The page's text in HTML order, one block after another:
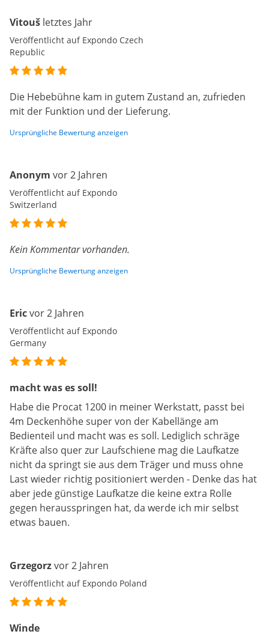
Vitouš letztes Jahr
Veröffentlicht auf Expondo Czech
Republic
Die Hebebühne kam in gutem Zustand an, zufrieden
mit der Funktion und der Lieferung.
Ursprüngliche Bewertung anzeigen
Anonym vor 2 Jahren
Veröffentlicht auf Expondo
Switzerland
Kein Kommentar vorhanden.
Ursprüngliche Bewertung anzeigen
Ericvor 2 Jahren
Veröffentlicht auf Expondo
Germany
macht was es soll!
Habe die Procat 1200 in meiner Werkstatt, passt bei
4m Deckenhöhe super von der Kabellänge am
Bedienteil und macht was es soll. Lediglich schräge
Kräfte also quer zur Laufschiene mag die Laufkatze
nicht da springt sie aus dem Träger und muss ohne
Last wieder richtig positioniert werden - Denke das hat
aber jede günstige Laufkatze die keine extra Rolle
gegen herausspringen hat, da werde ich mir selbst
etwas bauen.
Grzegorzvor 2 Jahren
Veröffentlicht auf Expondo Poland
Winde